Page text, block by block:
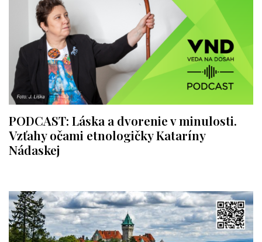
PODCAST: Láska a dvorenie v minulosti.
Vzťahy očami etnologičky Kataríny
Nádaskej